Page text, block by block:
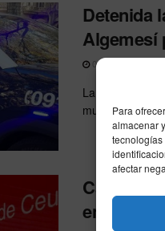
Para
almacenar
tecnologías
afectar
Detenida
Algemesí
02/02/2026
La Policía
municipio
Cambio
enfrenta